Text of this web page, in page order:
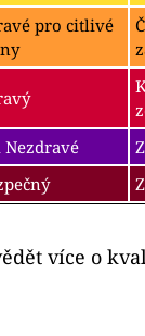
pro citlivé
Nezdravé
více o